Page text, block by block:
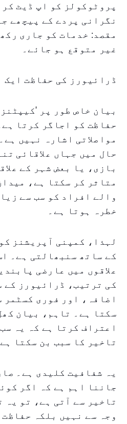
پروٹوکولز کو اپ ڈیٹ
نگرانی پردے کے پیچھے
مقصد: خدمات کو جاری
غیر متوقع ہو جائے۔
ڈرائیورز کی حفاظت ایک
بیان خاص طور پر
حفاظت کو اجاگر کرتا
مواصلاتی اشارہ نہیں
حال میں جہاں علاقائی
بازی، یا بعض شہر کے
متاثر کر سکتا ہے،
والے افراد کو سب سے
خطرہ ہوتا ہے۔
لہذا، کمپنی آپریشنز
کے ساتھ سنبھالتی ہے۔
علاقوں میں عارضی
کی ترتیب، ڈرائیورز کے
اضافہ، اور فوری کسٹمر
سکتا ہے۔ تاہم، بیان
اعتراف کرتا ہے کہ یہ
تاخیر کا سبب بن سکتا
یہ شفافیت کلیدی ہے۔
جاننا اہم ہے کہ اگر
تاخیر سے آتی ہے، تو یہ
وجہ سے نہیں بلکہ